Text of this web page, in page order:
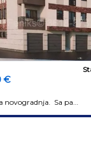
€
novogradnja. Sa pa...